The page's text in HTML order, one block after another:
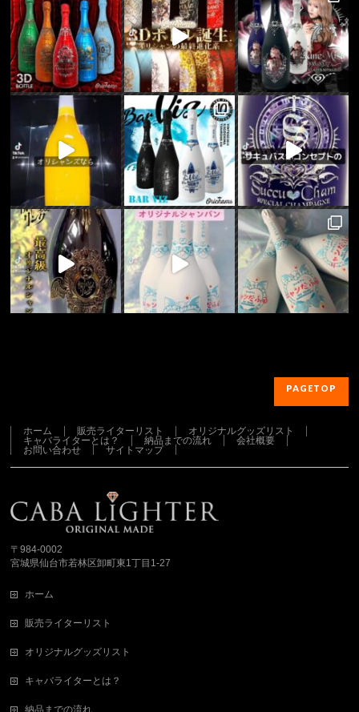
PAGETOP
ホーム 販売ライターリスト
オリジナルグッズリスト
キャバライターとは？
納品までの流れ
会社概要
お問い合わせ
サイトマップ
〒984-0002
宮城県仙台市若林区卸町東1丁目1-27
ホーム
販売ライターリスト
オリジナルグッズリスト
キャバライターとは？
納品までの流れ